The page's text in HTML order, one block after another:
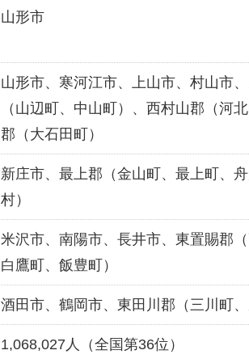
山形市
山形市、寒河江市、上山市、村山市
（山辺町、中山町）、西村山郡（河
郡（大石田町）
新庄市、最上郡（金山町、最上町、
村）
米沢市、南陽市、長井市、東置賜郡
白鷹町、飯豊町）
酒田市、鶴岡市、東田川郡（三川町
1,068,027人（全国第36位）